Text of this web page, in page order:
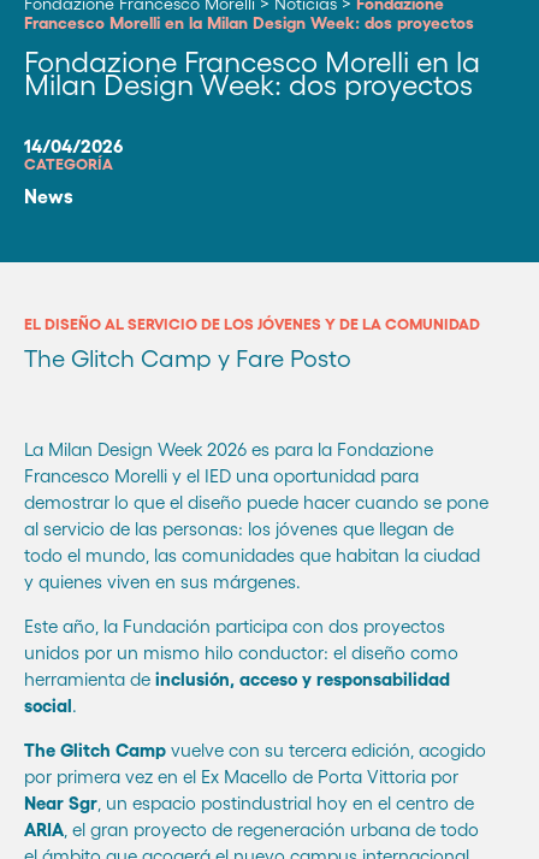
Francesco Morelli en la Milan Design Week: dos proyectos
Fondazione Francesco Morelli en la
Milan Design Week: dos proyectos
14/04/2026
CATEGORÍA
News
EL DISEÑO AL SERVICIO DE LOS JÓVENES Y DE LA COMUNIDAD
The Glitch Camp y Fare Posto
La Milan Design Week 2026 es para la Fondazione
Francesco Morelli y el IED una oportunidad para
demostrar lo que el diseño puede hacer cuando se pone
al servicio de las personas: los jóvenes que llegan de
todo el mundo, las comunidades que habitan la ciudad
y quienes viven en sus márgenes.
Este año, la Fundación participa con dos proyectos
unidos por un mismo hilo conductor: el diseño como
herramienta de inclusión, acceso y responsabilidad
social.
The Glitch Camp vuelve con su tercera edición, acogido
por primera vez en el Ex Macello de Porta Vittoria por
Near Sgr , un espacio postindustrial hoy en el centro de
ARIA , el gran proyecto de regeneración urbana de todo